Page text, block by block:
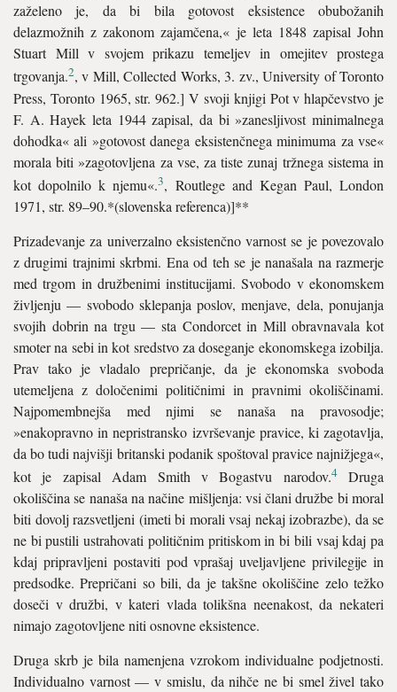
zaželeno je, da bi bila gotovost eksistence obubožanih
delazmožnih z zakonom zajamčena,« je leta 1848 zapisal John
Stuart Mill v svojem prikazu temeljev in omejitev prostega
trgovanja.2, v Mill, Collected Works, 3. zv., University of Toronto
Press, Toronto 1965, str. 962.] V svoji knjigi Pot v hlapčevstvo je
F. A. Hayek leta 1944 zapisal, da bi »zanesljivost minimalnega
dohodka« ali »gotovost danega eksistenčnega minimuma za vse«
morala biti »zagotovljena za vse, za tiste zunaj tržnega sistema in
kot dopolnilo k njemu«.3, Routlege and Kegan Paul, London
1971, str. 89–90.*(slovenska referenca)]**
Prizadevanje za univerzalno eksistenčno varnost se je povezovalo
z drugimi trajnimi skrbmi. Ena od teh se je nanašala na razmerje
med trgom in družbenimi institucijami. Svobodo v ekonomskem
življenju — svobodo sklepanja poslov, menjave, dela, ponujanja
svojih dobrin na trgu — sta Condorcet in Mill obravnavala kot
smoter na sebi in kot sredstvo za doseganje ekonomskega izobilja.
Prav tako je vladalo prepričanje, da je ekonomska svoboda
utemeljena z določenimi političnimi in pravnimi okoliščinami.
Najpomembnejša med njimi se nanaša na pravosodje;
»enakopravno in nepristransko izvrševanje pravice, ki zagotavlja,
da bo tudi najvišji britanski podanik spoštoval pravice najnižjega«,
kot je zapisal Adam Smith v Bogastvu narodov.4Druga
okoliščina se nanaša na načine mišljenja: vsi člani družbe bi moral
biti dovolj razsvetljeni (imeti bi morali vsaj nekaj izobrazbe), da se
ne bi pustili ustrahovati političnim pritiskom in bi bili vsaj kdaj pa
kdaj pripravljeni postaviti pod vprašaj uveljavljene privilegije in
predsodke. Prepričani so bili, da je takšne okoliščine zelo težko
doseči v družbi, v kateri vlada tolikšna neenakost, da nekateri
nimajo zagotovljene niti osnovne eksistence.
Druga skrb je bila namenjena vzrokom individualne podjetnosti.
Individualno varnost — v smislu, da nihče ne bi smel živel tako